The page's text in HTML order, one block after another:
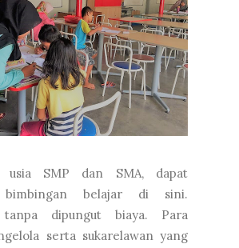
usia SMP dan SMA, dapat
bimbingan belajar di sini.
tanpa dipungut biaya. Para
serta sukarelawan yang